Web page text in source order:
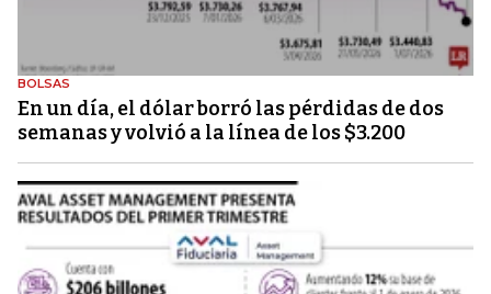
BOLSAS
En un día, el dólar borró las pérdidas de dos
semanas y volvió a la línea de los $3.200